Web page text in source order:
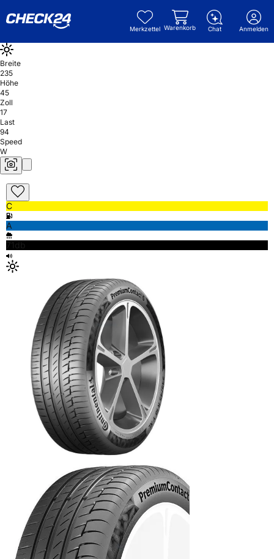
Merkzettel Warenkorb Chat Anmelden
Breite
235
Höhe
45
Zoll
17
Last
94
Speed
W
C
A
71db